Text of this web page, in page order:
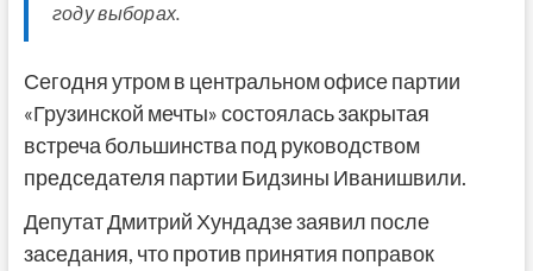
году выборах.
Сегодня утром в центральном офисе партии
«Грузинской мечты» состоялась закрытая
встреча большинства под руководством
председателя партии Бидзины Иванишвили.
Депутат Дмитрий Хундадзе заявил после
заседания, что против принятия поправок